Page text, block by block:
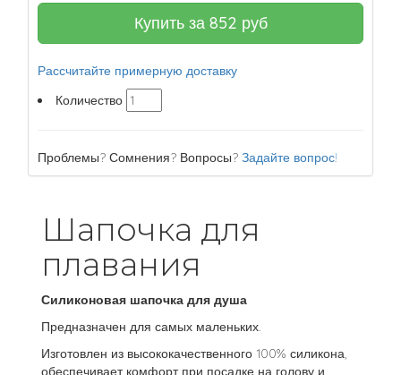
Купить за 852 руб
Рассчитайте примерную доставку
Количество
Проблемы? Сомнения? Вопросы? Задайте вопрос!
Шапочка для
плавания
Силиконовая шапочка для душа
Предназначен для самых маленьких.
Изготовлен из высококачественного 100% силикона,
обеспечивает комфорт при посадке на голову и